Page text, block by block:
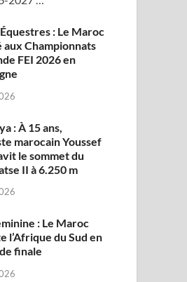
: Le Maroc
aux Championnats
FEI 2026 en
: À 15 ans,
marocain Youssef
le sommet du
II à 6.250 m
: Le Maroc
l’Afrique du Sud en
finale